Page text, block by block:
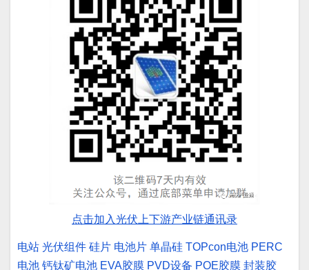
点击加入光伏上下游产业链通讯录
电站 光伏组件 硅片 电池片 单晶硅 TOPcon电池 PERC
电池 钙钛矿电池 EVA胶膜 PVD设备 POE胶膜 封装胶